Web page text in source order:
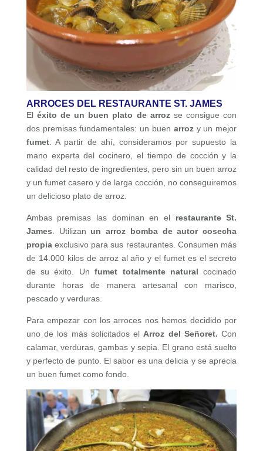
ARROCES DEL RESTAURANTE ST. JAMES
El éxito de un buen plato de arrozse consigue con
dos premisas fundamentales: un buen arrozy un mejor
fumet. A partir de ahí, consideramos por supuesto la
mano experta del cocinero, el tiempo de cocción y la
calidad del resto de ingredientes, pero sin un buen arroz
y un fumet casero y de larga cocción, no conseguiremos
un delicioso plato de arroz.
Ambas premisas las dominan en el restaurante St.
James . Utilizan un arroz bomba de autor cosecha
propiaexclusivo para sus restaurantes. Consumen más
de 14.000 kilos de arroz al año y el fumet es el secreto
de su éxito. Unfumet totalmente natural cocinado
durante horas de manera artesanal con marisco,
pescado y verduras.
Para empezar con los arroces nos hemos decidido por
uno de los más solicitados el Arroz del Señoret.Con
calamar, verduras, gambas y sepia. El grano está suelto
y perfecto de punto. El sabor es una delicia y se aprecia
un buen fumet como fondo.